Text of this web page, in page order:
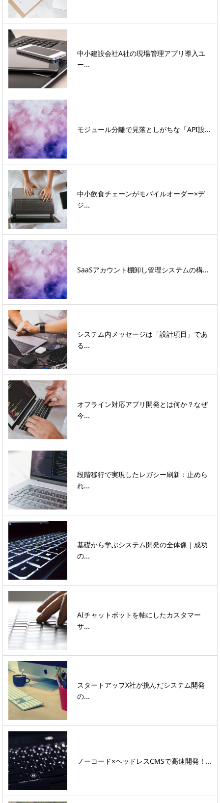
中小建設会社A社の現場管理アプリ導入ユ
ー...
モジュール分離で見落としがちな「API設...
中小飲食チェーンがモバイルオーダー×デ
ジ...
SaaSアカウント棚卸し管理システムの構...
システム内メッセージは「設計項目」であ
る...
オフライン対応アプリ開発とは何か？なぜ
今...
段階移行で実現したレガシー刷新：止めら
れ...
基礎から学ぶシステム開発の全体像｜成功
の...
AIチャットボットを軸にしたカスタマー
サ...
スタートアップX社が挑んだシステム開発
の...
ノーコード×ヘッドレスCMSで高速開発！...